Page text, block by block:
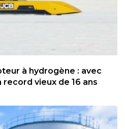
à hydrogène : avec
record vieux de 16 ans